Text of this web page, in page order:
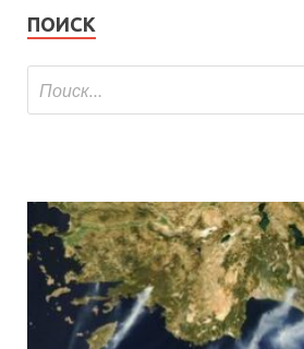
ПОИСК